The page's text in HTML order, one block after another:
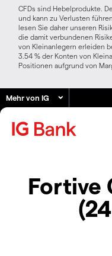
CFDs sind Hebelprodukte.
und kann zu Verlusten
lesen Sie daher unseren
die damit verbundenen
von Kleinanlegern erleiden
3.54 % der Konten von
Positionen aufgrund von
Mehr von IG
Fortive